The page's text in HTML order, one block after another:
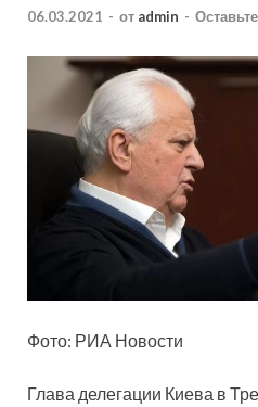
06.03.2021 - от admin -
Фото: РИА Новости
Глава делегации Киева в